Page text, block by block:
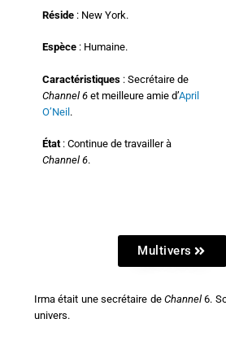
Réside : New York.
Espèce : Humaine.
Caractéristiques : Secrétaire de
Channel 6 et meilleure amie d’April
O’Neil .
État: Continue de travailler à
Channel 6.
Multivers
Irma était une secrétaire de Channel 6.
univers.